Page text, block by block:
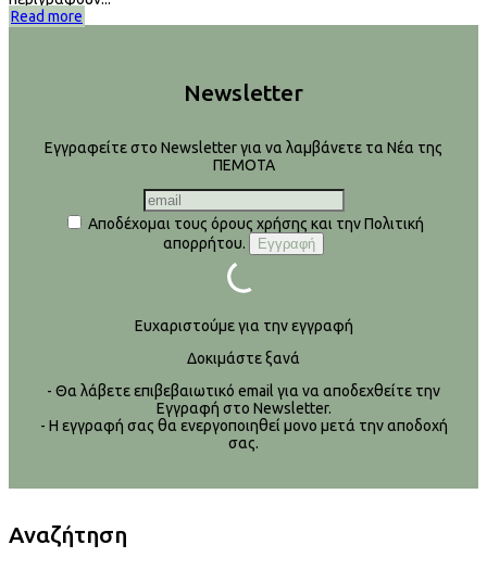
Read more
Newsletter
Εγγραφείτε στο Newsletter για να λαμβάνετε τα Νέα της
ΠΕΜΟΤΑ
Αποδέχομαι τους όρους χρήσης και την Πολιτική
απορρήτου.
Ευχαριστούμε για την εγγραφή
Δοκιμάστε ξανά
- Θα λάβετε επιβεβαιωτικό email για να αποδεχθείτε την
Εγγραφή στο Newsletter.
- Η εγγραφή σας θα ενεργοποιηθεί μονο μετά την αποδοχή
σας.
Αναζήτηση